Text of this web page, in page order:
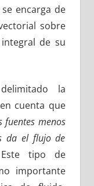
encarga de
sobre
de su
la
cuenta que
fuentes menos
da el flujo de
Este tipo de
importante